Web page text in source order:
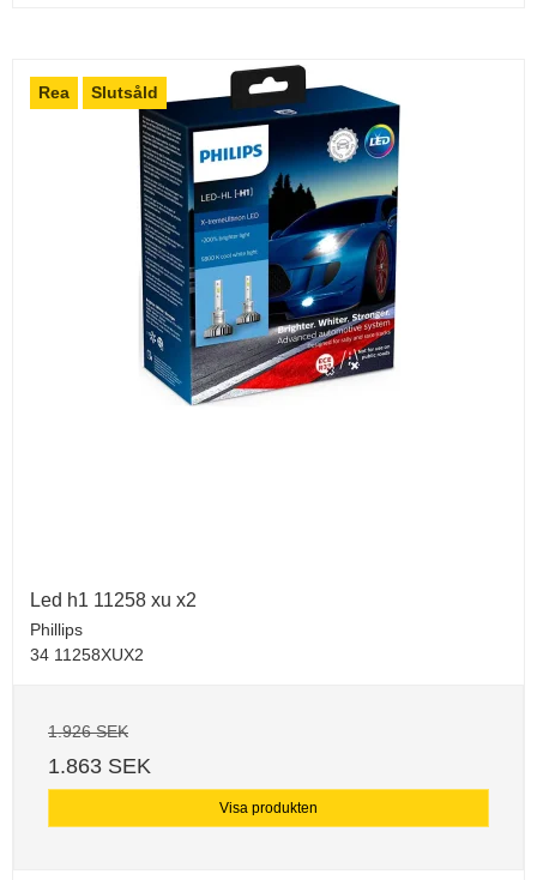
Rea Slutsåld
Led h1 11258 xu x2
Phillips
34 11258XUX2
1.926 SEK
1.863 SEK
Visa produkten